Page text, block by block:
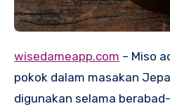
wisedameapp.com – Miso
pokok dalam masakan
digunakan selama